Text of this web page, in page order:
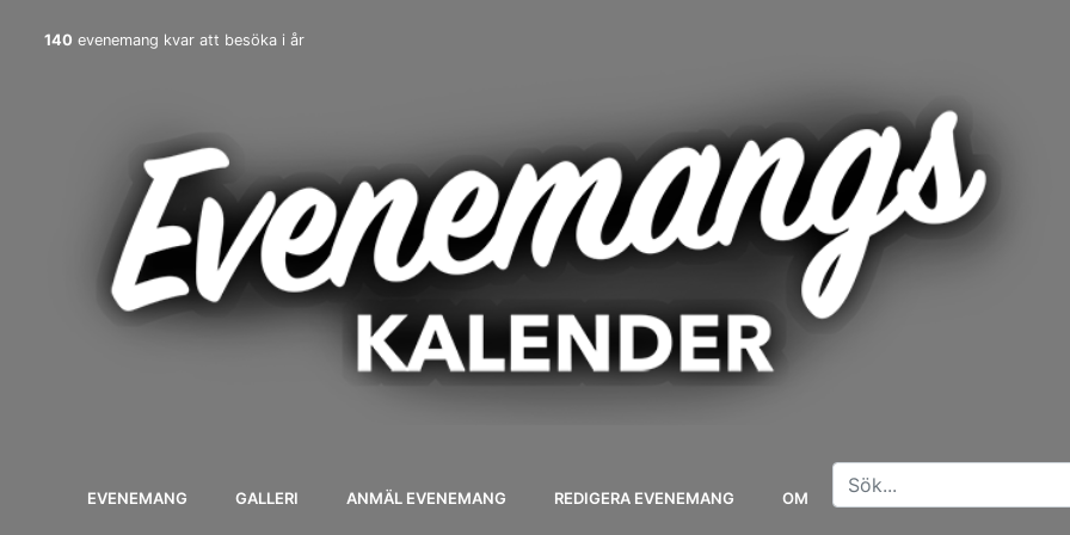
140 evenemang kvar att besöka i år
EVENEMANG GALLERI ANMÄL EVENEMANG REDIGERA EVENEMANG OM